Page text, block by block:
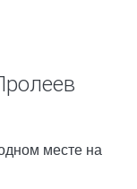
месте на